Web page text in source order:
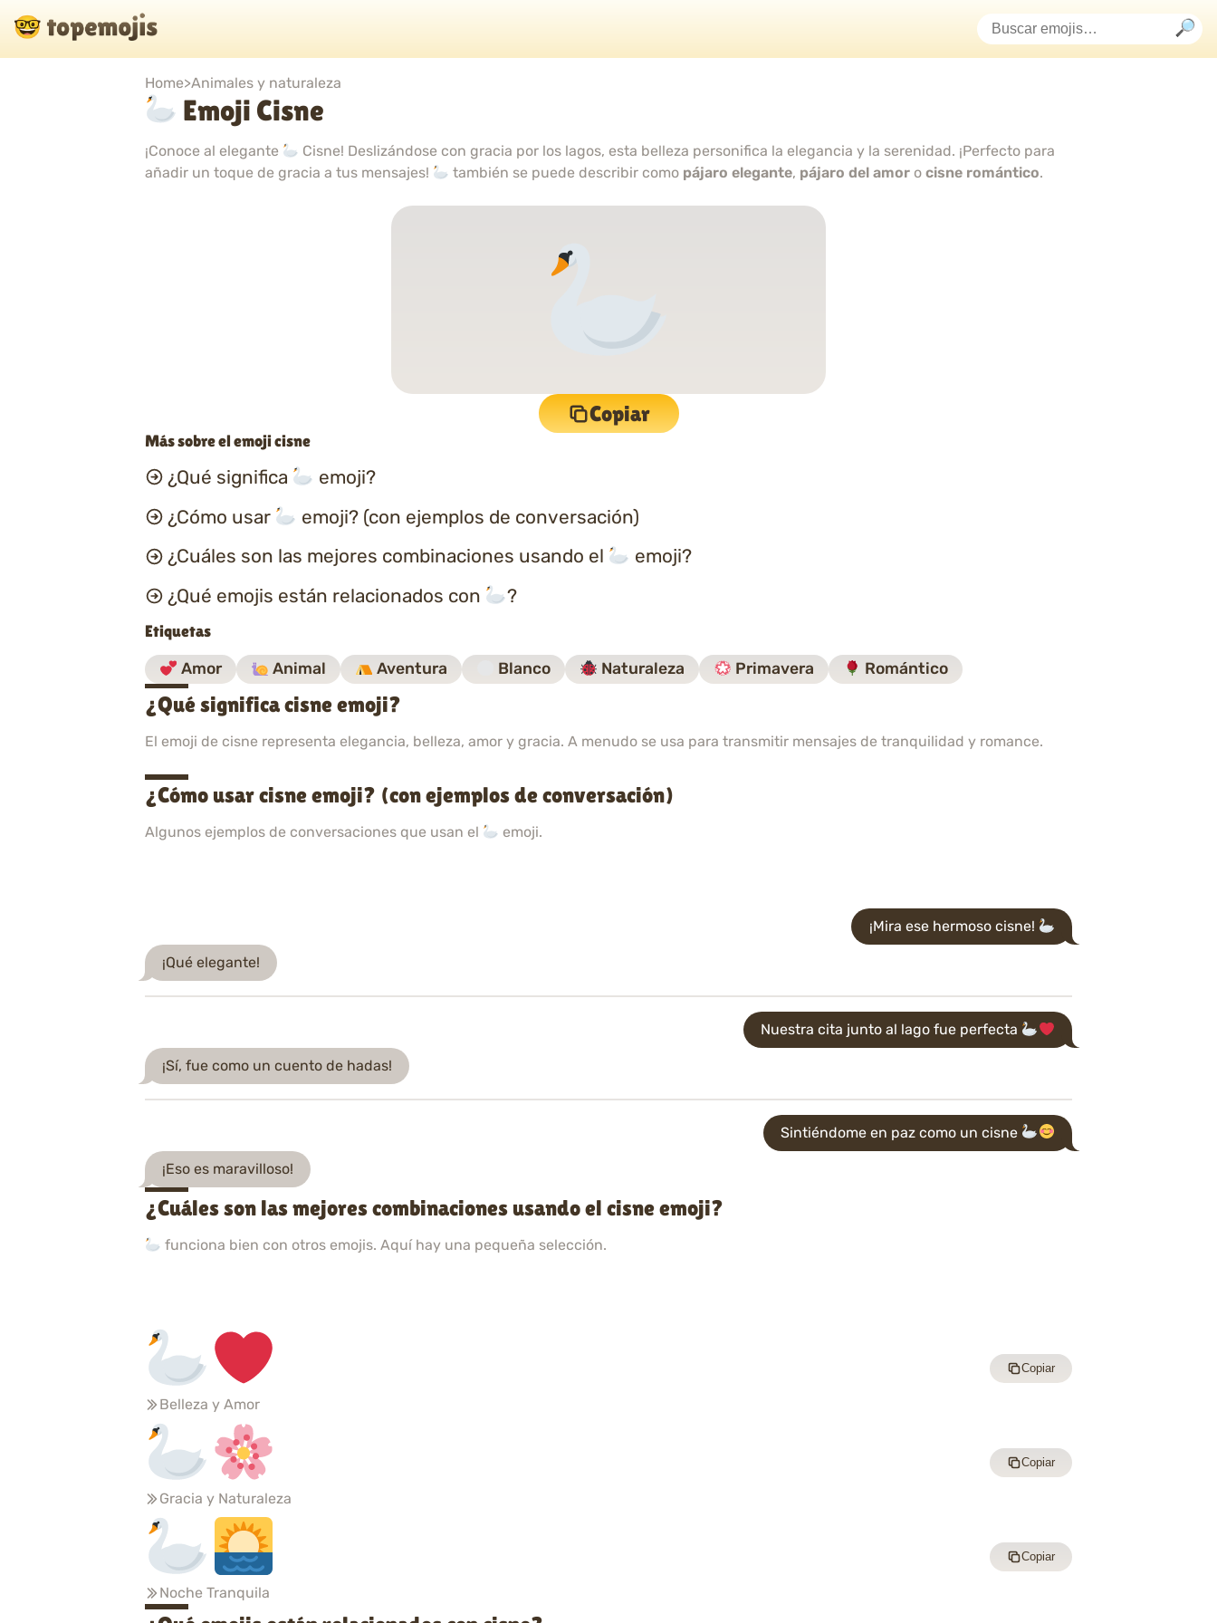
Home>Animales y naturaleza
Emoji Cisne
¡Conoce al elegante
Cisne! Deslizándose con gracia por los lagos, esta belleza personifica la elegancia y la serenidad. ¡Perfecto para
añadir un toque de gracia a tus mensajes!
también se puede describir como pájaro elegante, pájaro del amor ocisne romántico.
Copiar
Más sobre el emoji cisne
¿Qué significa
emoji?
¿Cómo usar
emoji? (con ejemplos de conversación)
¿Cuáles son las mejores combinaciones usando el
emoji?
¿Qué emojis están relacionados con
?
Etiquetas
Amor Animal Aventura Blanco Naturaleza Primavera Romántico
¿Qué significa cisne emoji?
El emoji de cisne representa elegancia, belleza, amor y gracia. A menudo se usa para transmitir mensajes de tranquilidad y romance.
¿Cómo usar cisne emoji? (con ejemplos de conversación)
Algunos ejemplos de conversaciones que usan el emoji.
¡Mira ese hermoso cisne!
¡Qué elegante!
Nuestra cita junto al lago fue perfecta
¡Sí, fue como un cuento de hadas!
Sintiéndome en paz como un cisne
¡Eso es maravilloso!
¿Cuáles son las mejores combinaciones usando el cisne emoji?
funciona bien con otros emojis. Aquí hay una pequeña selección.
Belleza y Amor
Copiar
Gracia y Naturaleza
Copiar
Noche Tranquila
Copiar